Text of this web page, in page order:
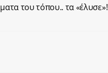
του τόπου.. τα «έλυσε»!